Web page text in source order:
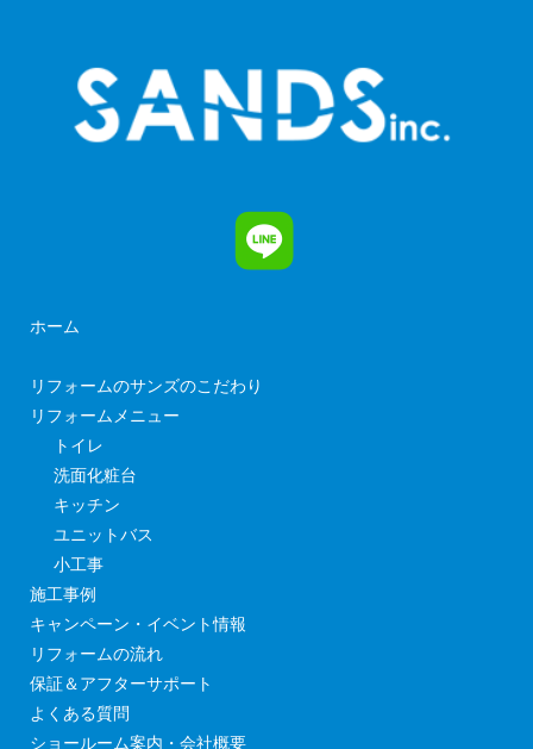
ホーム
リフォームのサンズのこだわり
リフォームメニュー
トイレ
洗面化粧台
キッチン
ユニットバス
小工事
施工事例
キャンペーン・イベント情報
リフォームの流れ
保証＆アフターサポート
よくある質問
ショールーム案内・会社概要